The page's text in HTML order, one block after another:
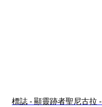
標誌 - 顯靈跡者聖尼古拉 -